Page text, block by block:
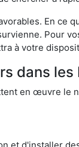
En ce
Pour
à votre
dans
en œuvre le